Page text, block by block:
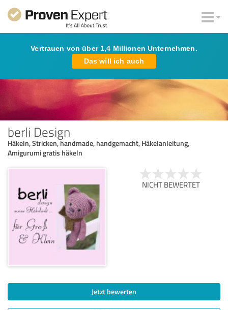
Vertrauen von über 1,4 Millionen Unternehmen.
Das will ich auch
berli Design
Häkeln, Stricken, handmade, handgemacht, Häkelanleitung,
Amigurumi gratis häkeln
NICHT BEWERTET
Jetzt bewerten